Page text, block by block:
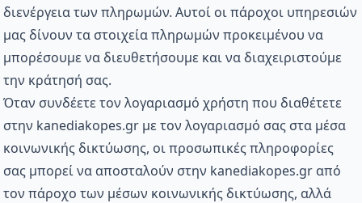
διενέργεια των πληρωμών. Αυτοί οι πάροχοι υπηρεσιών
μας δίνουν τα στοιχεία πληρωμών προκειμένου να
μπορέσουμε να διευθετήσουμε και να διαχειριστούμε
την κράτησή σας.
Όταν συνδέετε τον λογαριασμό χρήστη που διαθέτετε
στην kanediakopes.gr με τον λογαριασμό σας στα μέσα
κοινωνικής δικτύωσης, οι προσωπικές πληροφορίες
σας μπορεί να αποσταλούν στην kanediakopes.gr από
τον πάροχο των μέσων κοινωνικής δικτύωσης, αλλά